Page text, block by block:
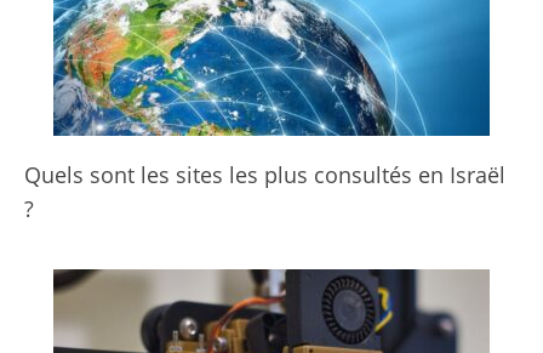
Quels sont les sites les plus consultés en Israël
?